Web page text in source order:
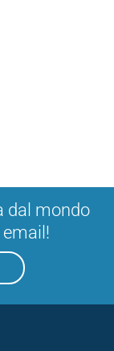
dal mondo